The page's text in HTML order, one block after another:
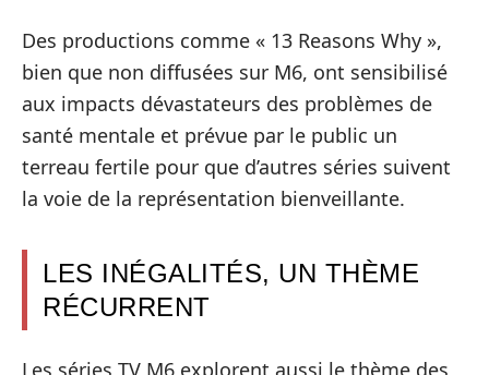
Des productions comme « 13 Reasons Why »,
bien que non diffusées sur M6, ont sensibilisé
aux impacts dévastateurs des problèmes de
santé mentale et prévue par le public un
terreau fertile pour que d’autres séries suivent
la voie de la représentation bienveillante.
LES INÉGALITÉS, UN THÈME
RÉCURRENT
Les séries TV M6 explorent aussi le thème des